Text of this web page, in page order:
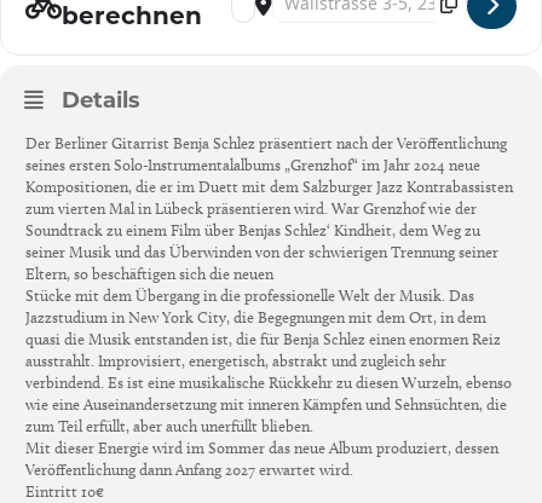
berechnen
Details
Der Berliner Gitarrist Benja Schlez präsentiert nach der Veröffentlichung
seines ersten Solo-Instrumentalalbums „Grenzhof“ im Jahr 2024 neue
Kompositionen, die er im Duett mit dem Salzburger Jazz Kontrabassisten
zum vierten Mal in Lübeck präsentieren wird. War Grenzhof wie der
Soundtrack zu einem Film über Benjas Schlez‘ Kindheit, dem Weg zu
seiner Musik und das Überwinden von der schwierigen Trennung seiner
Eltern, so beschäftigen sich die neuen
Stücke mit dem Übergang in die professionelle Welt der Musik. Das
Jazzstudium in New York City, die Begegnungen mit dem Ort, in dem
quasi die Musik entstanden ist, die für Benja Schlez einen enormen Reiz
ausstrahlt. Improvisiert, energetisch, abstrakt und zugleich sehr
verbindend. Es ist eine musikalische Rückkehr zu diesen Wurzeln, ebenso
wie eine Auseinandersetzung mit inneren Kämpfen und Sehnsüchten, die
zum Teil erfüllt, aber auch unerfüllt blieben.
Mit dieser Energie wird im Sommer das neue Album produziert, dessen
Veröffentlichung dann Anfang 2027 erwartet wird.
Eintritt 10€